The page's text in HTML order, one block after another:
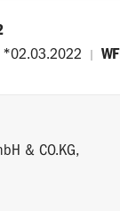
*02.03.2022 |
& CO.KG,